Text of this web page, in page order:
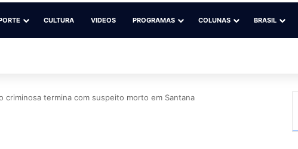
CULTURA VIDEOS PROGRAMAS COLUNAS BRASIL
criminosa termina com suspeito morto em Santana